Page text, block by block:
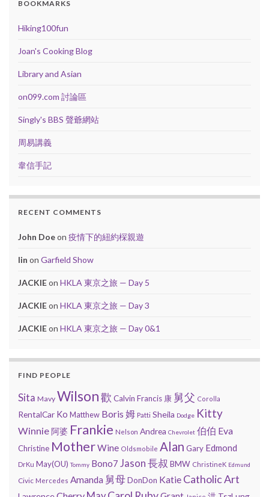
BOOKMARKS
Hiking100fun
Joan's Cooking Blog
Library and Asian
on099.com 討論區
Singly's BBS 聲爺網站
周易講義
韋信手記
RECENT COMMENTS
John Doeon 疫情下的紐約棎親遊
lin on Garfield Show
JACKIEon HKLA 東京之旅 — Day 5
JACKIEon HKLA 東京之旅 — Day 3
JACKIEon HKLA 東京之旅 — Day 0&1
FIND PEOPLE
Sita Mavy Wilson歡 Calvin Francis 康 舅父 Corolla
RentalCar Ko Matthew Boris 姆 Patti Sheila Dodge Kitty
Winnie阿婆 Frankie Nelson Andrea Chevrolet 伯伯 Eva
Christine MotherWine Oldsmobile Alan Gary Edmond
DrKu May(OU) Tommy Bono7 Jason長叔 BMW ChristineK Edmund
Civic Mercedes Amanda 舅母DonDon Katie Catholic Art